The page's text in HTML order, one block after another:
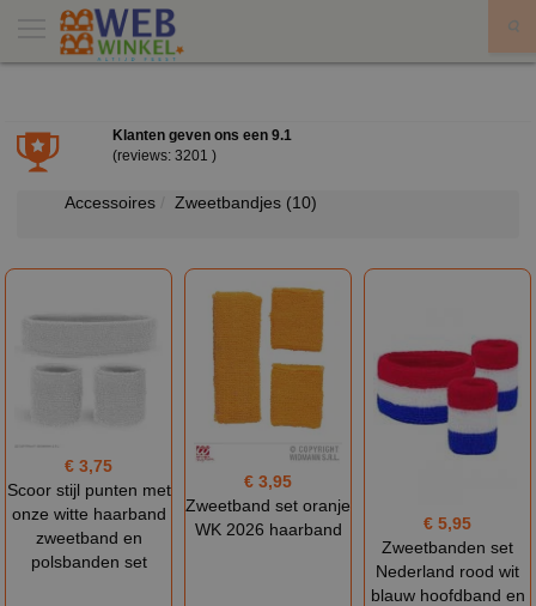
Klanten geven ons een 9.1
(reviews: 3201 )
Accessoires Zweetbandjes (10)
€ 3,75
Scoor stijl punten met
onze witte haarband
zweetband en
polsbanden set
€ 3,95
Zweetband set oranje
WK 2026 haarband
€ 5,95
Zweetbanden set
Nederland rood wit
blauw hoofdband en